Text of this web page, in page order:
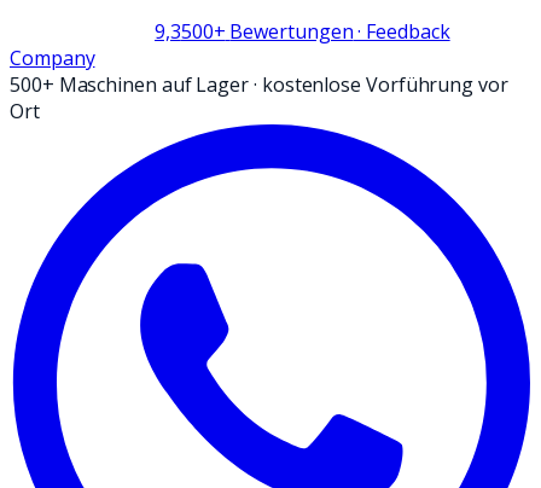
9,3500+ Bewertungen· Feedback
Company
500+ Maschinen auf Lager· kostenlose Vorführung vor
Ort